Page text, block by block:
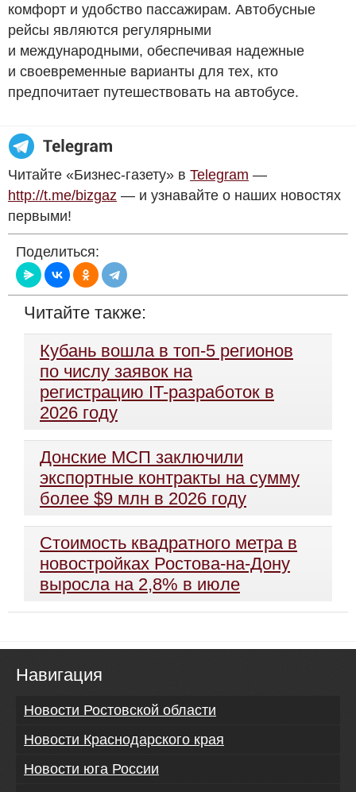
комфорт и удобство пассажирам. Автобусные
рейсы являются регулярными
и международными, обеспечивая надежные
и своевременные варианты для тех, кто
предпочитает путешествовать на автобусе.
Читайте «Бизнес-газету» в Telegram —
http://t.me/bizgaz — и узнавайте о наших новостях
первыми!
Поделиться:
Читайте также:
Кубань вошла в топ-5 регионов
по числу заявок на
регистрацию IT-разработок в
2026 году
Донские МСП заключили
экспортные контракты на сумму
более $9 млн в 2026 году
Стоимость квадратного метра в
новостройках Ростова-на-Дону
выросла на 2,8% в июле
Навигация
Новости Ростовской области
Новости Краснодарского края
Новости юга России